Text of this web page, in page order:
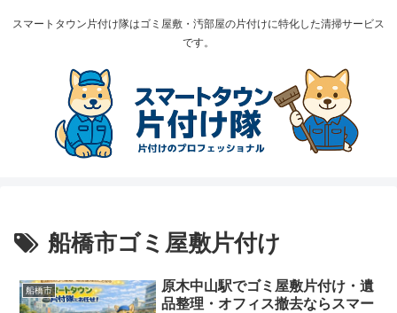
スマートタウン片付け隊はゴミ屋敷・汚部屋の片付けに特化した清掃サービス
です。
船橋市ゴミ屋敷片付け
船橋市
原木中山駅でゴミ屋敷片付け・遺
品整理・オフィス撤去ならスマー